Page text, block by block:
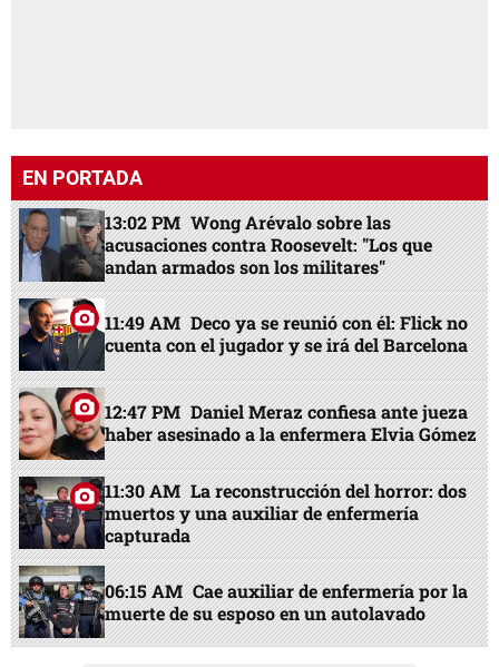
EN PORTADA
13:02 PM Wong Arévalo sobre las
acusaciones contra Roosevelt: "Los que
andan armados son los militares"
11:49 AM Deco ya se reunió con él: Flick no
cuenta con el jugador y se irá del Barcelona
12:47 PM Daniel Meraz confiesa ante jueza
haber asesinado a la enfermera Elvia Gómez
11:30 AM La reconstrucción del horror: dos
muertos y una auxiliar de enfermería
capturada
06:15 AM Cae auxiliar de enfermería por la
muerte de su esposo en un autolavado